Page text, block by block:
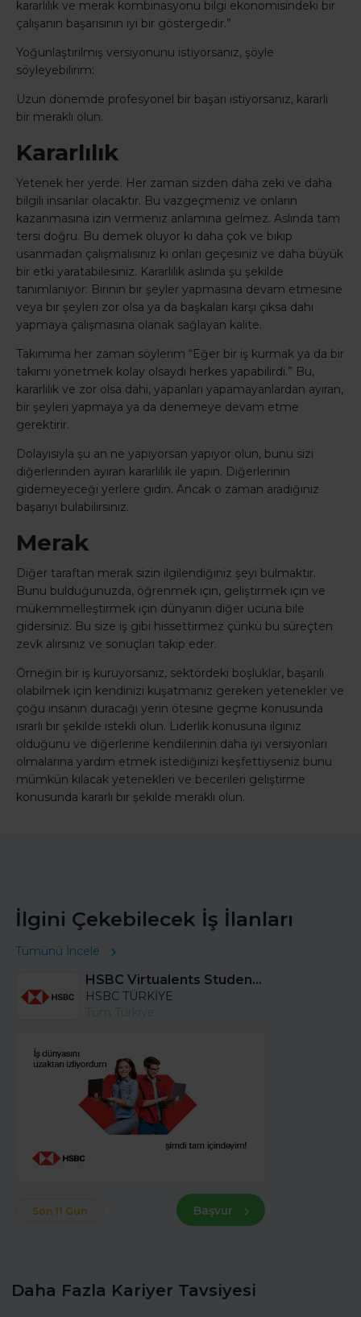
kararlılık ve merak kombinasyonu bilgi ekonomisindeki bir
çalışanın başarısının iyi bir göstergedir.”
Yoğunlaştırılmış versiyonunu istiyorsanız, şöyle
söyleyebilirim:
Uzun dönemde profesyonel bir başarı istiyorsanız, kararlı
bir meraklı olun.
Kararlılık
Yetenek her yerde. Her zaman sizden daha zeki ve daha
bilgili insanlar olacaktır. Bu vazgeçmeniz ve onların
kazanmasına izin vermeniz anlamına gelmez. Aslında tam
tersi doğru. Bu demek oluyor ki daha çok ve bıkıp
usanmadan çalışmalısınız ki onları geçesiniz ve daha büyük
bir etki yaratabilesiniz. Kararlılık aslında şu şekilde
tanımlanıyor: Birinin bir şeyler yapmasına devam etmesine
veya bir şeyleri zor olsa ya da başkaları karşı çıksa dahi
yapmaya çalışmasına olanak sağlayan kalite.
Takımıma her zaman söylerim “Eğer bir iş kurmak ya da bir
takımı yönetmek kolay olsaydı herkes yapabilirdi.” Bu,
kararlılık ve zor olsa dahi, yapanları yapamayanlardan ayıran,
bir şeyleri yapmaya ya da denemeye devam etme
gerektirir.
Dolayısıyla şu an ne yapıyorsan yapıyor olun, bunu sizi
diğerlerinden ayıran kararlılık ile yapın. Diğerlerinin
gidemeyeceği yerlere gidin. Ancak o zaman aradığınız
başarıyı bulabilirsiniz.
Merak
Diğer taraftan merak sizin ilgilendiğiniz şeyi bulmaktır.
Bunu bulduğunuzda, öğrenmek için, geliştirmek için ve
mükemmelleştirmek için dünyanın diğer ucuna bile
gidersiniz. Bu size iş gibi hissettirmez çünkü bu süreçten
zevk alırsınız ve sonuçları takip eder.
Örneğin bir iş kuruyorsanız, sektördeki boşluklar, başarılı
olabilmek için kendinizi kuşatmanız gereken yetenekler ve
çoğu insanın duracağı yerin ötesine geçme konusunda
ısrarlı bir şekilde istekli olun. Liderlik konusuna ilginiz
olduğunu ve diğerlerine kendilerinin daha iyi versiyonları
olmalarına yardım etmek istediğinizi keşfettiyseniz bunu
mümkün kılacak yetenekleri ve becerileri geliştirme
konusunda kararlı bir şekilde meraklı olun.
İlgini Çekebilecek İş İlanları
Tümünü İncele
HSBC Virtualents Student Program bu sene de devam ediyor!
HSBC TÜRKİYE
Son 11 Gün Başvur
Daha Fazla Kariyer Tavsiyesi